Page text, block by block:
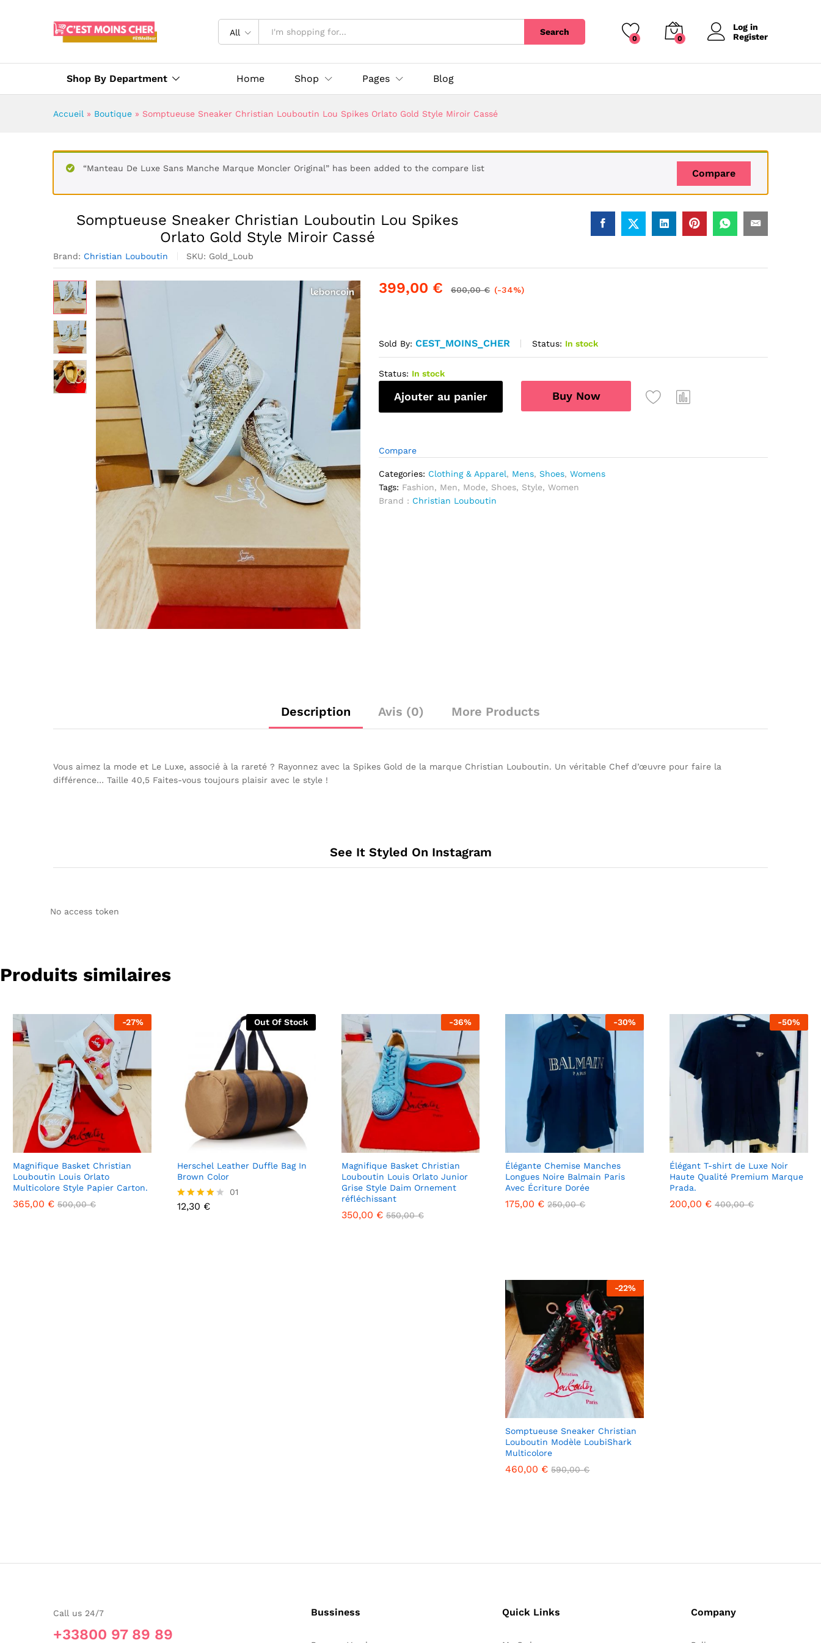
All Search
0 0
Log in
Register
Shop By Department Home Shop Pages Blog
Accueil » Boutique » Somptueuse Sneaker Christian Louboutin Lou Spikes Orlato Gold Style Miroir Cassé
Compare
“Manteau De Luxe Sans Manche Marque Moncler Original” has been added to the compare list
Somptueuse Sneaker Christian Louboutin Lou Spikes
Orlato Gold Style Miroir Cassé
Brand: Christian Louboutin SKU: Gold_Loub
399,00 € 600,00€ (-34%)
Sold By:CEST_MOINS_CHER Status: In stock
Status: In stock
Somptueuse
Louboutin
Spikes
Orlato
Ajouter au panier Buy Now
Compare
Categories: Clothing & Apparel, Mens,Shoes,Womens
Tags: Fashion, Men, Mode, Shoes, Style,Women
Brand : Christian Louboutin
Description Avis (0) More Products
Vous aimez la mode et Le Luxe, associé à la rareté ? Rayonnez avec la Spikes Gold de la marque Christian Louboutin. Un véritable Chef d’œuvre pour faire la
différence… Taille 40,5 Faites-vous toujours plaisir avec le style !
See It Styled On Instagram
No access token
Produits similaires
-27%
Magnifique Basket Christian
Louboutin Louis Orlato
Multicolore Style Papier Carton.
365,00 € 500,00€
365,00 € 500,00€
Out Of Stock
Herschel Leather Duffle Bag In
Brown Color
Note
01
12,30 €
12,30€
-36%
Magnifique Basket Christian
Louboutin Louis Orlato Junior
Grise Style Daim Ornement
réfléchissant
350,00 € 550,00€
350,00 € 550,00€
-30%
Élégante Chemise Manches
Longues Noire Balmain Paris
Avec Écriture Dorée
175,00 € 250,00€
175,00 € 250,00€
-50%
Élégant T-shirt de Luxe Noir
Haute Qualité Premium Marque
Prada.
200,00 € 400,00€
200,00 € 400,00€
-22%
Somptueuse Sneaker Christian
Louboutin Modèle LoubiShark
Multicolore
460,00 € 590,00€
460,00 € 590,00€
Call us 24/7
+33800 97 89 89
Bussiness Quick Links Company